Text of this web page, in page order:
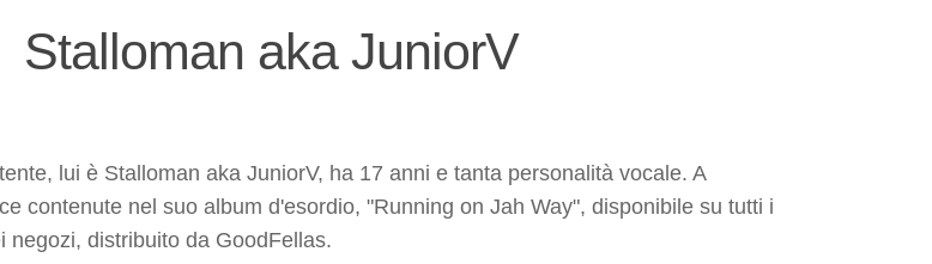
Stalloman aka JuniorV
lui è Stalloman aka JuniorV, ha 17 anni e tanta personalità vocale. A
contenute nel suo album d'esordio, "Running on Jah Way", disponibile su tutti i
negozi, distribuito da GoodFellas.